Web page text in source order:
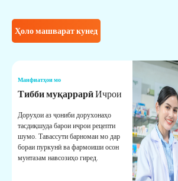
Ҳоло машварат кунед
Манфиатҳои мо
Тибби муқаррарӣИчрои
Доруҳои аз ҷониби дорухонаҳо
тасдиқшуда барои иҷрои рецепти
шумо. Тавассути барномаи мо дар
бораи пуркунӣ ва фармоиши осон
мунтазам навсозиҳо гиред.